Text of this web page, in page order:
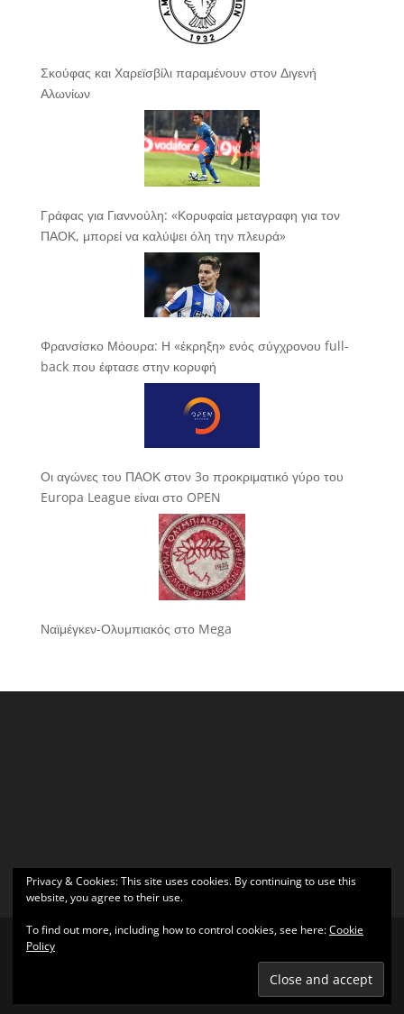
Σκούφας και Χαρεϊσβίλι παραμένουν στον Διγενή
Αλωνίων
Γράφας για Γιαννούλη: «Κορυφαία μεταγραφη για τον
ΠΑΟΚ, μπορεί να καλύψει όλη την πλευρά»
Φρανσίσκο Μόουρα: Η «έκρηξη» ενός σύγχρονου full-
back που έφτασε στην κορυφή
Οι αγώνες του ΠΑΟΚ στον 3ο προκριματικό γύρο του
Europa League είναι στο OPEN
Ναϊμέγκεν-Ολυμπιακός στο Mega
| Υποστηρίζεται από
Privacy & Cookies: This site uses cookies. By continuing to use this
website, you agree to their use.
To find out more, including how to control cookies, see here:Cookie
Policy